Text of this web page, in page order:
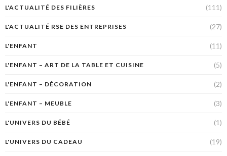
L'ACTUALITÉ DES FILIÈRES (111)
L'ACTUALITÉ RSE DES ENTREPRISES (27)
L'ENFANT (11)
L'ENFANT – ART DE LA TABLE ET CUISINE (5)
L'ENFANT – DÉCORATION (2)
L'ENFANT – MEUBLE (3)
L'UNIVERS DU BÉBÉ (1)
L'UNIVERS DU CADEAU (19)